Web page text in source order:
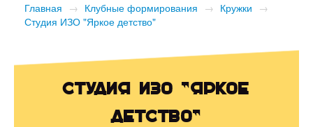
Главная → Клубные формирования → Кружки →
Студия ИЗО "Яркое детство"
Студия ИЗО "Яркое
детство"